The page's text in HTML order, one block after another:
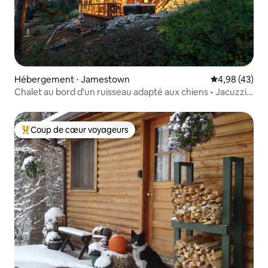
Hébergement ⋅ Jamestown Évaluation
4,98 (43)
Chalet au bord d'un ruisseau adapté aux chiens • Jacuzzi •
Coups de cœur voyageurs les plus appréciés
Coup de cœur voyageurs